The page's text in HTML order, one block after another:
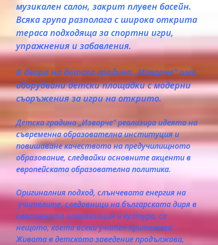
музикален салон, закрит плувен басейн.
Всяка група разполага с широка открита
тераса подходяща за спортни игри,
упражнения и забавления.
В двора на детска градина „Изворче“ има
оборудвани детски площадки с модерни
съоръжения за игри на открито.
Детска градина „Изворче“ реализира идеята на
съвременна образователна институция и
повишаване качеството на предучилищното
образование, следвайки основните акценти в
европейската образователна политика.
Оригиналния подход, слънчевата енергия на
учителите, следовници на българската диря в
световната цивилизация и култура, са
нещото, което всеки учител притежава.
Живота в детското заведение продължава,